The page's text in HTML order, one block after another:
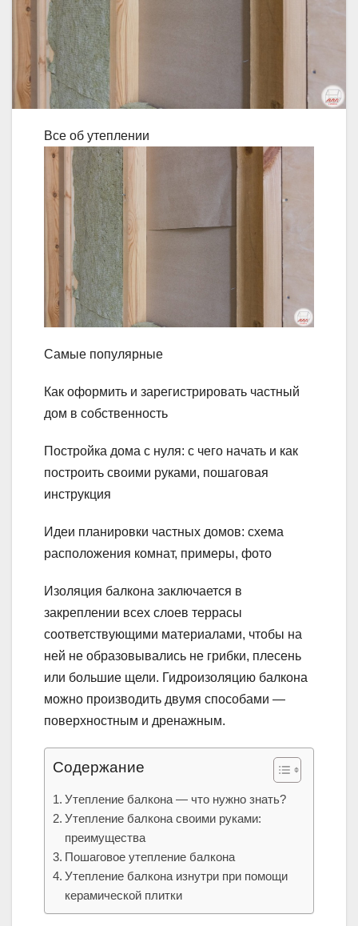
Все об утеплении
Самые популярные
Как оформить и зарегистрировать частный
дом в собственность
Постройка дома с нуля: с чего начать и как
построить своими руками, пошаговая
инструкция
Идеи планировки частных домов: схема
расположения комнат, примеры, фото
Изоляция балкона заключается в
закреплении всех слоев террасы
соответствующими материалами, чтобы на
ней не образовывались не грибки, плесень
или большие щели. Гидроизоляцию балкона
можно производить двумя способами —
поверхностным и дренажным.
Содержание
Утепление балкона — что нужно знать?
Утепление балкона своими руками:
преимущества
Пошаговое утепление балкона
Утепление балкона изнутри при помощи
керамической плитки